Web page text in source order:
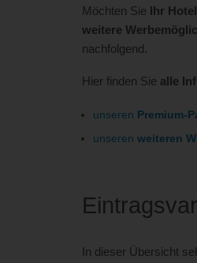
Möchten Sie Ihr
weitere
nachfolgend.
Hier finden Sie alle
unseren Premium-
unseren weiteren
In dieser Übersicht